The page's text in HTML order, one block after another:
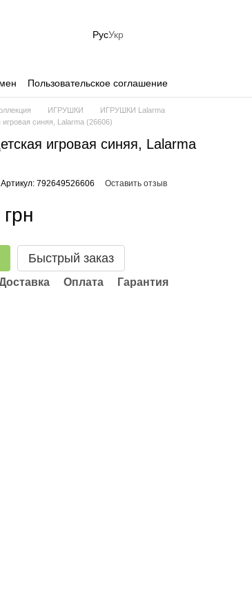
РусУкр
Пользовательское соглашение
ИГРУШКИ
ИГРУШКИ Lalarma
игровая синяя, Lalarma (26606)
игровая синяя, Lalarma
Артикул: 792649526606 Оставить отзыв
Быстрый заказ
Оплата Гарантия